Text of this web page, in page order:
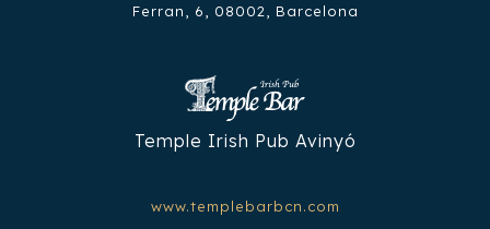
Ferran, 6, 08002, Barcelona
Temple Irish Pub Avinyó
www.templebarbcn.com